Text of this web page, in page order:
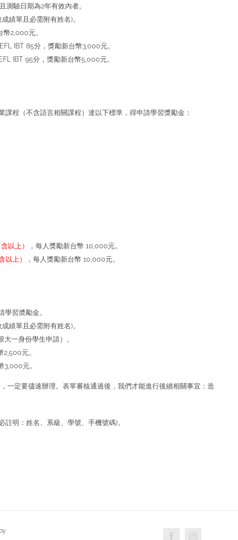
測驗日期為2年有效內者。
績單且必需附有姓名)。
2,000元。
IBT 85分，獎勵新台幣3,000元。
IBT 95分，獎勵新台幣5,000元。
課程（不含語言相關課程）達以下標準，得申請學習獎勵金：
以上）
，每人獎勵新台幣 10,000元。
以上）
，每人獎勵新台幣 10,000元。
習奬勵金。
績單且必需附有姓名)。
一身份學生申請）。
元。
3,000元。
一定要儘速辦理。表單審核通過後，我們才能進行後續相關事宜：造
註明：姓名、系級、學號、手機號碼)。
FacebookInstagram